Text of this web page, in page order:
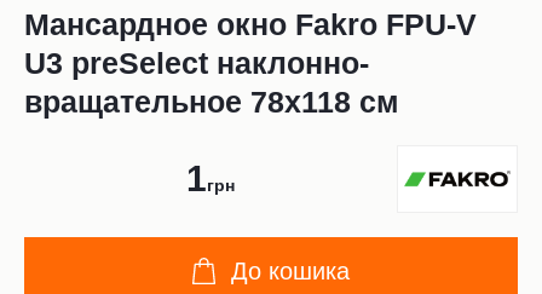
Мансардное окно Fakro FPU-V
U3 preSelect наклонно-
вращательное 78x118 см
1грн
До кошика